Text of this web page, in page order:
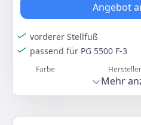
Angebot
vorderer Stellfuß
passend für PG 5500 F-3
Farbe Hersteller
HBH
Mehr